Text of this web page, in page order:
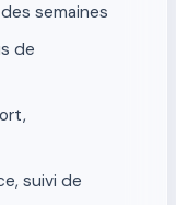
semaines
de
suivi de